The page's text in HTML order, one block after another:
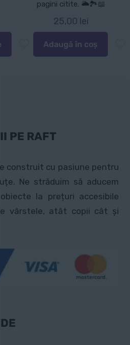
pagini citite. 🌥️🏞️📖
25,00 lei
Adaugă în coș
PE RAFT
construit cu pasiune pentru
Ne străduim să aducem
la prețuri accesibile
vârstele, atât copii cât și